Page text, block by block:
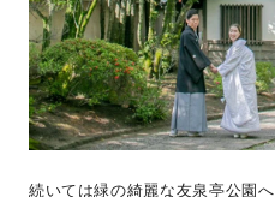
続いては緑の綺麗な友泉亭公園へ